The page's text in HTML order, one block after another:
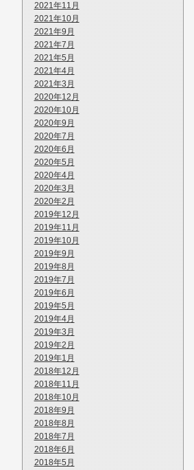
2021年11月
2021年10月
2021年9月
2021年7月
2021年5月
2021年4月
2021年3月
2020年12月
2020年10月
2020年9月
2020年7月
2020年6月
2020年5月
2020年4月
2020年3月
2020年2月
2019年12月
2019年11月
2019年10月
2019年9月
2019年8月
2019年7月
2019年6月
2019年5月
2019年4月
2019年3月
2019年2月
2019年1月
2018年12月
2018年11月
2018年10月
2018年9月
2018年8月
2018年7月
2018年6月
2018年5月